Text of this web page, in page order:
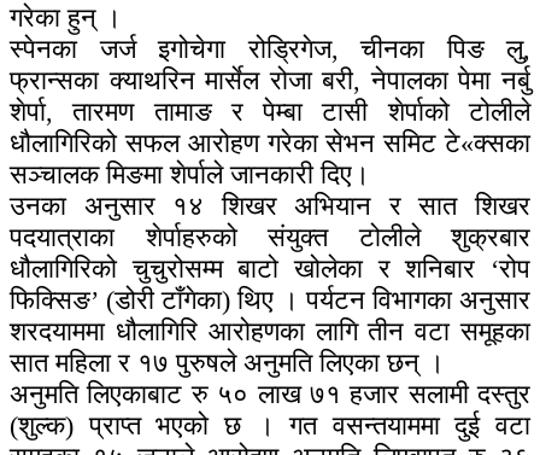
गरेका हुन् ।
स्पेनका जर्ज इगोचेगा रोड्रिगेज, चीनका पिङ लु,
फ्रान्सका क्याथरिन मार्सेल रोजा बरी, नेपालका पेमा नर्बु
शेर्पा, तारमण तामाङ र पेम्बा टासी शेर्पाको टोलीले
धौलागिरिको सफल आरोहण गरेका सेभन समिट टे«क्सका
सञ्चालक मिङमा शेर्पाले जानकारी दिए।
उनका अनुसार १४ शिखर अभियान र सात शिखर
पदयात्राका शेर्पाहरुको संयुक्त टोलीले शुक्रबार
धौलागिरिको चुचुरोसम्म बाटो खोलेका र शनिबार ‘रोप
फिक्सिङ’ (डोरी टाँगेका) थिए । पर्यटन विभागका अनुसार
शरदयाममा धौलागिरि आरोहणका लागि तीन वटा समूहका
सात महिला र १७ पुरुषले अनुमति लिएका छन् ।
अनुमति लिएकाबाट रु ५० लाख ७१ हजार सलामी दस्तुर
(शुल्क) प्राप्त भएको छ । गत वसन्तयाममा दुई वटा